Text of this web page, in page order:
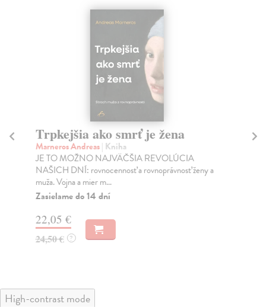
Trpkejšia ako smrť je žena
Marneros Andreas| Kniha
JE TO MOŽNO NAJVÄČŠIA REVOLÚCIA
NAŠICH DNÍ: rovnocennosť a rovnoprávnosť ženy a
muža. Vojna a mier m...
Zasielame do 14 dní
22,05 €
24,50 € ?
High-contrast mode